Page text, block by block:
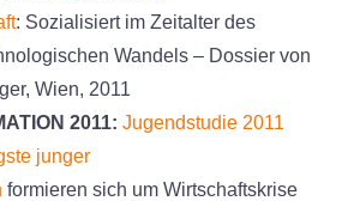
: Sozialisiert im Zeitalter des
Wandels – Dossier von
Wien, 2011
2011: Jugendstudie 2011
junger
formieren sich um Wirtschaftskrise